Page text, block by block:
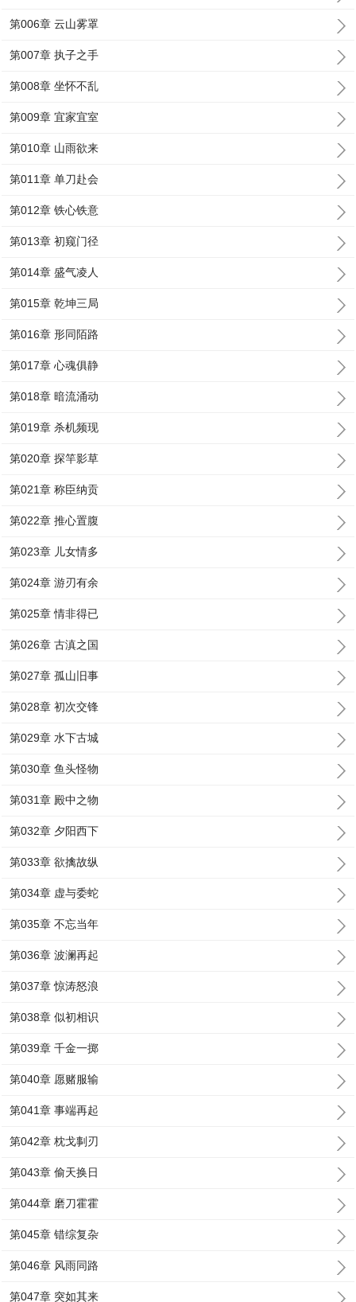
第006章 云山雾罩
第007章 执子之手
第008章 坐怀不乱
第009章 宜家宜室
第010章 山雨欲来
第011章 单刀赴会
第012章 铁心铁意
第013章 初窥门径
第014章 盛气凌人
第015章 乾坤三局
第016章 形同陌路
第017章 心魂俱静
第018章 暗流涌动
第019章 杀机频现
第020章 探竿影草
第021章 称臣纳贡
第022章 推心置腹
第023章 儿女情多
第024章 游刃有余
第025章 情非得已
第026章 古滇之国
第027章 孤山旧事
第028章 初次交锋
第029章 水下古城
第030章 鱼头怪物
第031章 殿中之物
第032章 夕阳西下
第033章 欲擒故纵
第034章 虚与委蛇
第035章 不忘当年
第036章 波澜再起
第037章 惊涛怒浪
第038章 似初相识
第039章 千金一掷
第040章 愿赌服输
第041章 事端再起
第042章 枕戈剚刃
第043章 偷天换日
第044章 磨刀霍霍
第045章 错综复杂
第046章 风雨同路
第047章 突如其来